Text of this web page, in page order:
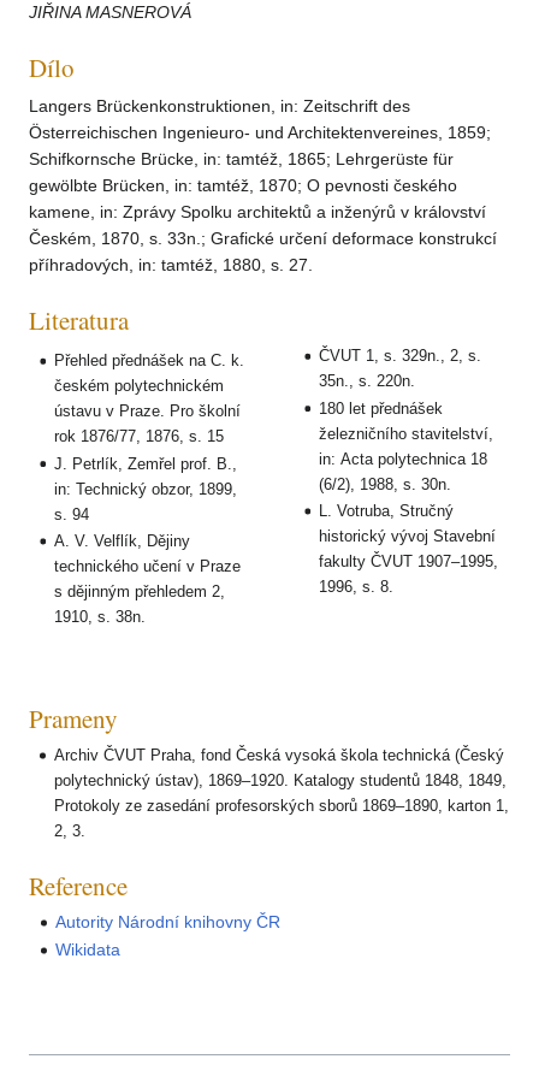
JIŘINA MASNEROVÁ
Dílo
Langers Brückenkonstruktionen, in: Zeitschrift des
Österreichischen Ingenieuro- und Architektenvereines, 1859;
Schifkornsche Brücke, in: tamtéž, 1865; Lehrgerüste für
gewölbte Brücken, in: tamtéž, 1870; O pevnosti českého
kamene, in: Zprávy Spolku architektů a inženýrů v království
Českém, 1870, s. 33n.; Grafické určení deformace konstrukcí
příhradových, in: tamtéž, 1880, s. 27.
Literatura
Přehled přednášek na C. k.
českém polytechnickém
ústavu v Praze. Pro školní
rok 1876/77, 1876, s. 15
J. Petrlík, Zemřel prof. B.,
in: Technický obzor, 1899,
s. 94
A. V. Velflík, Dějiny
technického učení v Praze
s dějinným přehledem 2,
1910, s. 38n.
ČVUT 1, s. 329n., 2, s.
35n., s. 220n.
180 let přednášek
železničního stavitelství,
in: Acta polytechnica 18
(6/2), 1988, s. 30n.
L. Votruba, Stručný
historický vývoj Stavební
fakulty ČVUT 1907–1995,
1996, s. 8.
Prameny
Archiv ČVUT Praha, fond Česká vysoká škola technická (Český
polytechnický ústav), 1869–1920. Katalogy studentů 1848, 1849,
Protokoly ze zasedání profesorských sborů 1869–1890, karton 1,
2, 3.
Reference
Autority Národní knihovny ČR
Wikidata